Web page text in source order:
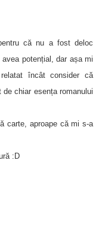
că nu a fost deloc
potențial, dar așa mi
încât consider că
chiar esența romanului
carte, aproape că mi s-a
:D